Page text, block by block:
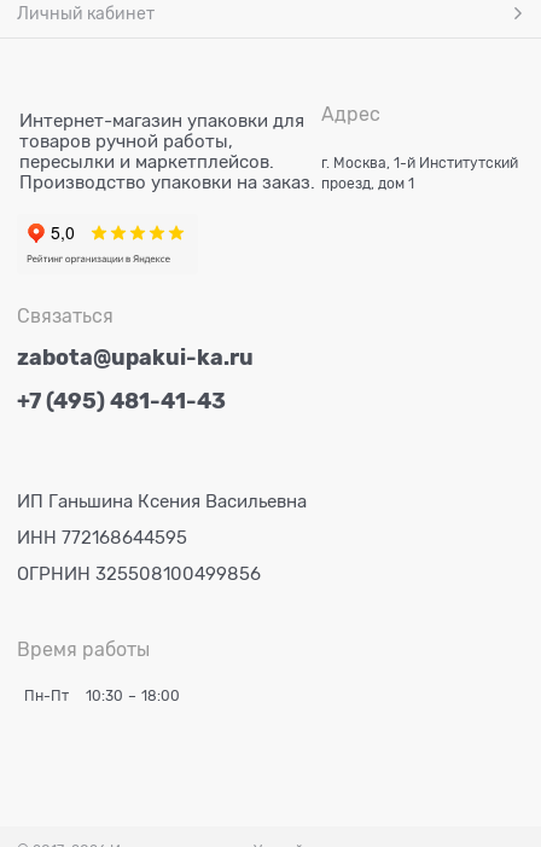
Личный кабинет
Интернет-магазин упаковки для
товаров ручной работы,
пересылки и маркетплейсов.
Производство упаковки на заказ.
Адрес
г. Москва, 1-й Институтский
проезд, дом 1
Связаться
zabota@upakui-ka.ru
+7 (495) 481-41-43
ИП Ганьшина Ксения Васильевна
ИНН 772168644595
ОГРНИН 325508100499856
Время работы
Пн-Пт 10:30 – 18:00